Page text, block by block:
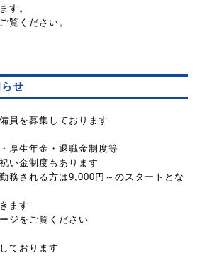
す。
覧ください。
せ
員を募集しております
厚生年金・退職金制度等
い金制度もあります
務される方は9,000円～のスタートとな
ます
ジをご覧ください
ております